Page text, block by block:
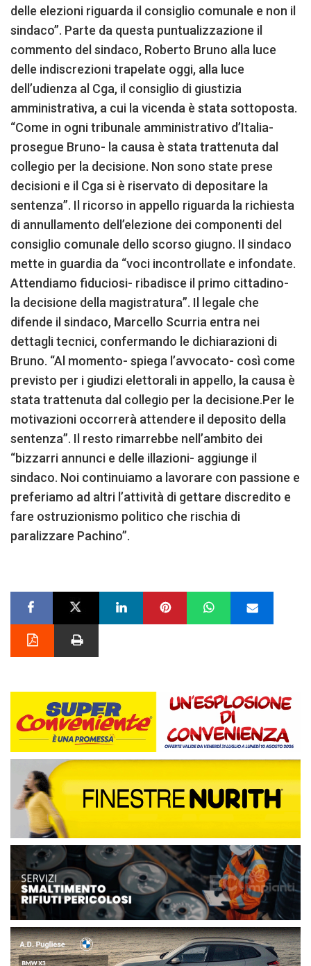
delle elezioni riguarda il consiglio comunale e non il
sindaco”. Parte da questa puntualizzazione il
commento del sindaco, Roberto Bruno alla luce
delle indiscrezioni trapelate oggi, alla luce
dell’udienza al Cga, il consiglio di giustizia
amministrativa, a cui la vicenda è stata sottoposta.
“Come in ogni tribunale amministrativo d’Italia-
prosegue Bruno- la causa è stata trattenuta dal
collegio per la decisione. Non sono state prese
decisioni e il Cga si è riservato di depositare la
sentenza”. Il ricorso in appello riguarda la richiesta
di annullamento dell’elezione dei componenti del
consiglio comunale dello scorso giugno. Il sindaco
mette in guardia da “voci incontrollate e infondate.
Attendiamo fiduciosi- ribadisce il primo cittadino-
la decisione della magistratura”. Il legale che
difende il sindaco, Marcello Scurria entra nei
dettagli tecnici, confermando le dichiarazioni di
Bruno. “Al momento- spiega l’avvocato- così come
previsto per i giudizi elettorali in appello, la causa è
stata trattenuta dal collegio per la decisione.Per le
motivazioni occorrerà attendere il deposito della
sentenza”. Il resto rimarrebbe nell’ambito dei
“bizzarri annunci e delle illazioni- aggiunge il
sindaco. Noi continuiamo a lavorare con passione e
preferiamo ad altri l’attività di gettare discredito e
fare ostruzionismo politico che rischia di
paralizzare Pachino”.